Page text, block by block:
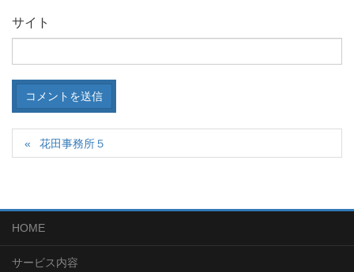
サイト
花田事務所５
HOME
サービス内容